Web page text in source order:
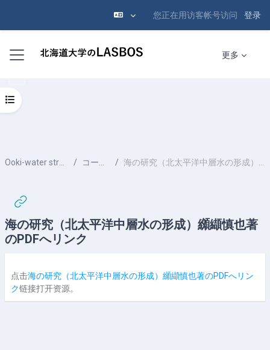
您正在用访客帐号访问 登录
停靠面板 更多
Ooki-water structure-XXXX コースの内容 海の研究（北太平洋中層水の形成）纐纈慎也著のPDFへリンク
海の研究（北太平洋中層水の形成）纐纈慎也著
のPDFへリンク
打开课程索引
点击海の研究（北太平洋中層水の形成）纐纈慎也著のPDFへリン
ク链接打开资源。